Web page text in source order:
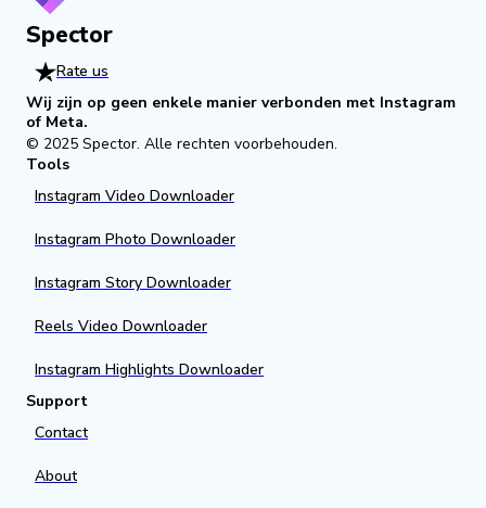
Spector
Rate us
Wij zijn op geen enkele manier verbonden met Instagram
of Meta.
© 2025 Spector. Alle rechten voorbehouden.
Tools
Instagram Video Downloader
Instagram Photo Downloader
Instagram Story Downloader
Reels Video Downloader
Instagram Highlights Downloader
Support
Contact
About